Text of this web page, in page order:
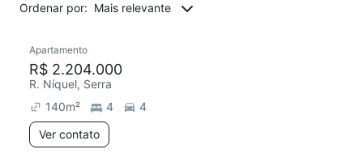
Ordenar por: Mais relevante
Redecorar
Apartamento
R$ 2.204.000
R. Níquel, Serra
140m² 4
4
Ver contato